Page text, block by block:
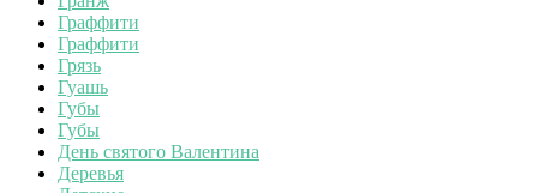
Граффити
Граффити
Грязь
Гуашь
Губы
Губы
День святого Валентина
Деревья